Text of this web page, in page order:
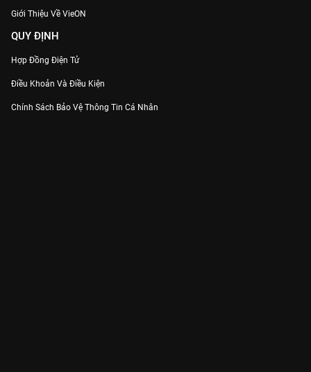
Giới Thiệu Về VieON
QUY ĐỊNH
Hợp Đồng Điện Tử
Điều Khoản Và Điều Kiện
Chính Sách Bảo Vệ Thông Tin Cá Nhân